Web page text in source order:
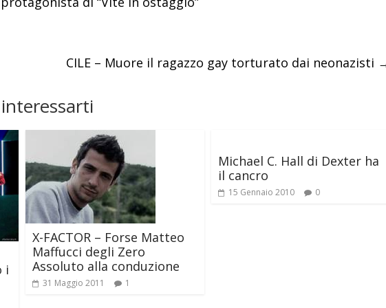
CILE – Muore il ragazzo gay torturato dai neonazisti
i
X-FACTOR – Forse Matteo
Maffucci degli Zero
Assoluto alla conduzione
31 Maggio 2011 1
Michael C. Hall di Dexter ha
il cancro
15 Gennaio 2010 0